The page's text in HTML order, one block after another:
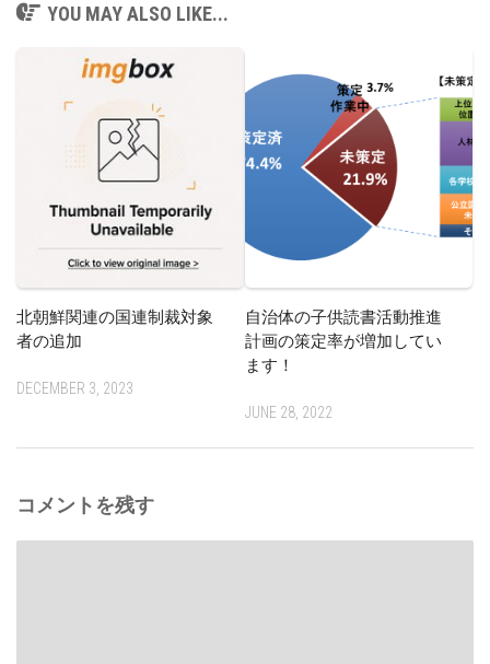
YOU MAY ALSO LIKE...
北朝鮮関連の国連制裁対象
者の追加
DECEMBER 3, 2023
自治体の子供読書活動推進
計画の策定率が増加してい
ます！
JUNE 28, 2022
コメントを残す